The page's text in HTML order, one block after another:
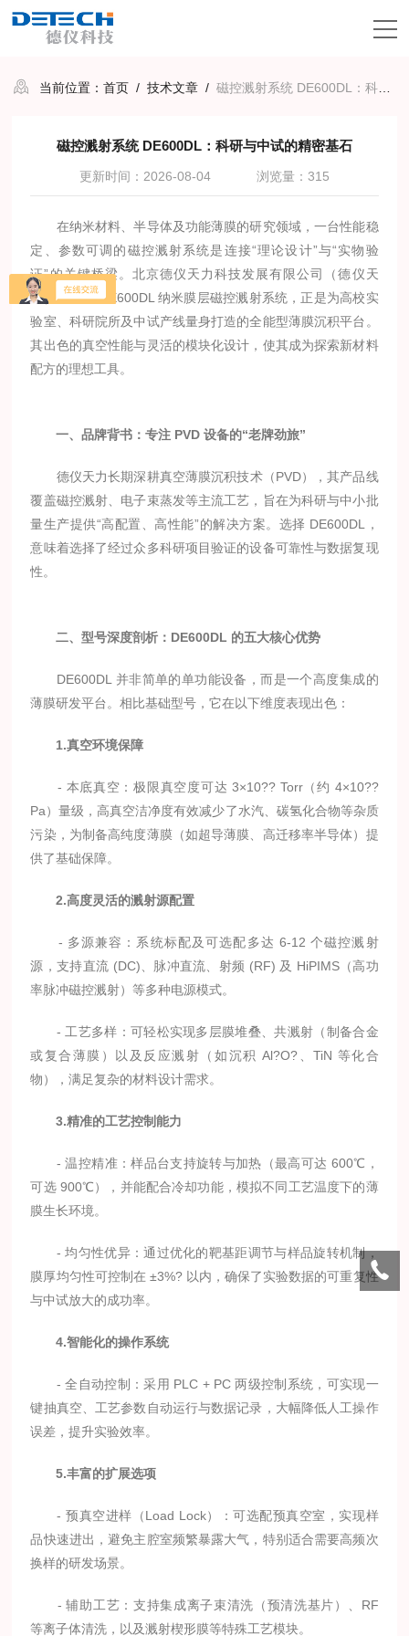
当前位置：首页 /技术文章 /磁控溅射系统 DE600DL：科研与中试的精密基石
磁控溅射系统 DE600DL：科研与中试的精密基石
更新时间：2026-08-04 浏览量：315
在纳米材料、半导体及功能薄膜的研究领域，一台性能稳
定、参数可调的磁控溅射系统是连接“理论设计”与“实物验
证”的关键桥梁。北京德仪天力科技发展有限公司（德仪天
力）推出的 DE600DL 纳米膜层磁控溅射系统，正是为高校实
验室、科研院所及中试产线量身打造的全能型薄膜沉积平台。
其出色的真空性能与灵活的模块化设计，使其成为探索新材料
配方的理想工具。
一、品牌背书：专注 PVD 设备的“老牌劲旅”
德仪天力长期深耕真空薄膜沉积技术（PVD），其产品线
覆盖磁控溅射、电子束蒸发等主流工艺，旨在为科研与中小批
量生产提供“高配置、高性能”的解决方案。选择 DE600DL，
意味着选择了经过众多科研项目验证的设备可靠性与数据复现
性。
二、型号深度剖析：DE600DL 的五大核心优势
DE600DL 并非简单的单功能设备，而是一个高度集成的
薄膜研发平台。相比基础型号，它在以下维度表现出色：
1.真空环境保障
- 本底真空：极限真空度可达 3×10?? Torr（约 4×10??
Pa）量级，高真空洁净度有效减少了水汽、碳氢化合物等杂质
污染，为制备高纯度薄膜（如超导薄膜、高迁移率半导体）提
供了基础保障。
2.高度灵活的溅射源配置
- 多源兼容：系统标配及可选配多达 6-12 个磁控溅射
源，支持直流 (DC)、脉冲直流、射频 (RF) 及 HiPIMS（高功
率脉冲磁控溅射）等多种电源模式。
- 工艺多样：可轻松实现多层膜堆叠、共溅射（制备合金
或复合薄膜）以及反应溅射（如沉积 Al?O?、TiN 等化合
物），满足复杂的材料设计需求。
3.精准的工艺控制能力
- 温控精准：样品台支持旋转与加热（最高可达 600℃，
可选 900℃），并能配合冷却功能，模拟不同工艺温度下的薄
膜生长环境。
- 均匀性优异：通过优化的靶基距调节与样品旋转机制，
膜厚均匀性可控制在 ±3%? 以内，确保了实验数据的可重复性
与中试放大的成功率。
4.智能化的操作系统
- 全自动控制：采用 PLC + PC 两级控制系统，可实现一
键抽真空、工艺参数自动运行与数据记录，大幅降低人工操作
误差，提升实验效率。
5.丰富的扩展选项
- 预真空进样（Load Lock）：可选配预真空室，实现样
品快速进出，避免主腔室频繁暴露大气，特别适合需要高频次
换样的研发场景。
- 辅助工艺：支持集成离子束清洗（预清洗基片）、RF
等离子体清洗，以及溅射楔形膜等特殊工艺模块。